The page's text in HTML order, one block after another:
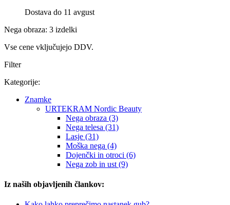
Dostava do 11 avgust
Nega obraza: 3 izdelki
Vse cene vključujejo DDV.
Filter
Kategorije:
Znamke
URTEKRAM Nordic Beauty
Nega obraza (3)
Nega telesa (31)
Lasje (31)
Moška nega (4)
Dojenčki in otroci (6)
Nega zob in ust (9)
Iz naših objavljenih člankov: